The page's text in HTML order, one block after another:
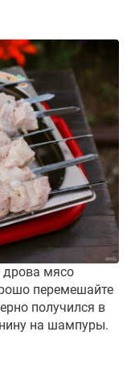
дрова мясо
перемешайте
получился в
на шампуры.